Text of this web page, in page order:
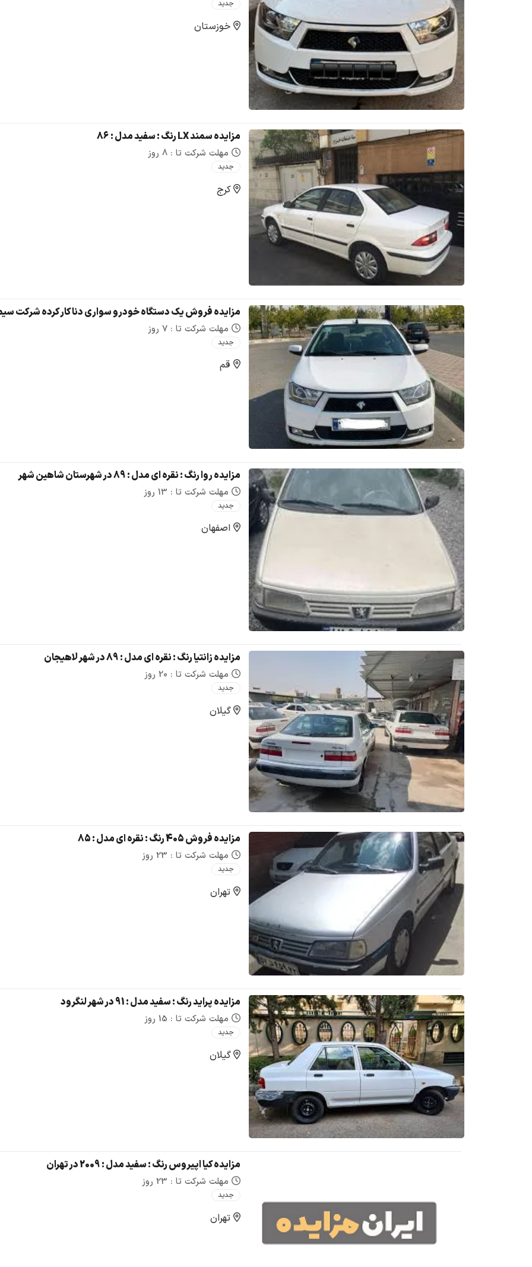
جدید
خوزستان
مزایده سمند LX رنگ : سفید مدل : 86
مهلت شرکت تا : 8 روز
جدید
کرج
مزایده فروش یک دستگاه خودرو سواری دنا کار کرده شرکت
مهلت شرکت تا : 7 روز
جدید
قم
مزایده روا رنگ : نقره ای مدل : 89 در شهرستان شاهین شهر
مهلت شرکت تا : 13 روز
جدید
اصفهان
مزایده زانتیا رنگ : نقره ای مدل : 89 در شهر لاهیجان
مهلت شرکت تا : 20 روز
جدید
گیلان
مزایده فروش 405 رنگ : نقره ای مدل : 85
مهلت شرکت تا : 23 روز
جدید
تهران
مزایده پراید رنگ : سفید مدل : 91 در شهر لنگرود
مهلت شرکت تا : 15 روز
جدید
گیلان
مزایده کیا اپیروس رنگ : سفید مدل : 2009 در تهران
مهلت شرکت تا : 23 روز
جدید
تهران